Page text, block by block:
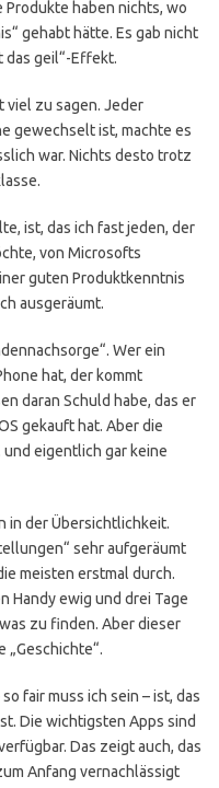
Produkte haben nichts, wo
gehabt hätte. Es gab nicht
das geil“-Effekt.
viel zu sagen. Jeder
gewechselt ist, machte es
war. Nichts desto trotz
ist, das ich fast jeden, der
von Microsofts
guten Produktkenntnis
ausgeräumt.
Wer ein
hat, der kommt
daran Schuld habe, das er
gekauft hat. Aber die
eigentlich gar keine
in der Übersichtlichkeit.
sehr aufgeräumt
meisten erstmal durch.
Handy ewig und drei Tage
zu finden. Aber dieser
„Geschichte“.
fair muss ich sein – ist, das
Die wichtigsten Apps sind
Das zeigt auch, das
Anfang vernachlässigt